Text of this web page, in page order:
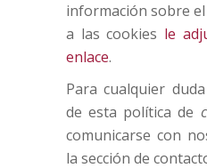
información sobre
a las cookies le
enlace.
Para cualquier
de esta política de
comunicarse con
la sección de